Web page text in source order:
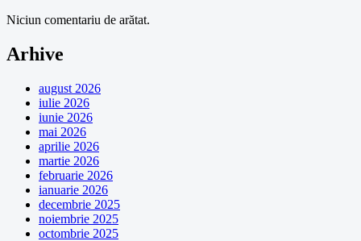
Niciun comentariu de arătat.
Arhive
august 2026
iulie 2026
iunie 2026
mai 2026
aprilie 2026
martie 2026
februarie 2026
ianuarie 2026
decembrie 2025
noiembrie 2025
octombrie 2025